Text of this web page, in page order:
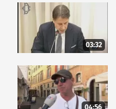
03:32
04:56